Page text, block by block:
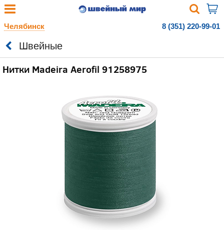
Челябинск 8 (351) 220-99-01
Швейные
Нитки Madeira Aerofil 91258975